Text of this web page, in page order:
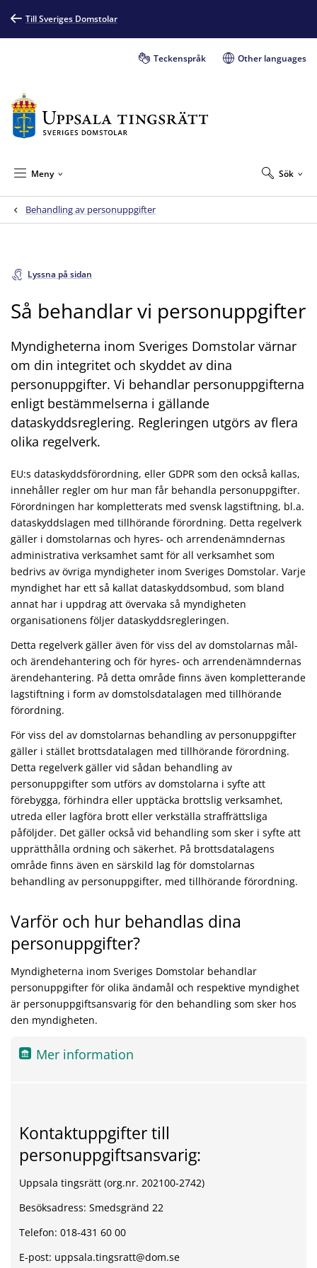
Till Sveriges Domstolar
Teckenspråk Other languages
Sök
Meny
Behandling av personuppgifter
Lyssna på sidan
Så behandlar vi personuppgifter
Myndigheterna inom Sveriges Domstolar värnar
om din integritet och skyddet av dina
personuppgifter. Vi behandlar personuppgifterna
enligt bestämmelserna i gällande
dataskyddsreglering. Regleringen utgörs av flera
olika regelverk.
EU:s dataskyddsförordning, eller GDPR som den också kallas,
innehåller regler om hur man får behandla personuppgifter.
Förordningen har kompletterats med svensk lagstiftning, bl.a.
dataskyddslagen med tillhörande förordning. Detta regelverk
gäller i domstolarnas och hyres- och arrendenämndernas
administrativa verksamhet samt för all verksamhet som
bedrivs av övriga myndigheter inom Sveriges Domstolar. Varje
myndighet har ett så kallat dataskyddsombud, som bland
annat har i uppdrag att övervaka så myndigheten
organisationens följer dataskyddsregleringen.
Detta regelverk gäller även för viss del av domstolarnas mål-
och ärendehantering och för hyres- och arrendenämndernas
ärendehantering. På detta område finns även kompletterande
lagstiftning i form av domstolsdatalagen med tillhörande
förordning.
För viss del av domstolarnas behandling av personuppgifter
gäller i stället brottsdatalagen med tillhörande förordning.
Detta regelverk gäller vid sådan behandling av
personuppgifter som utförs av domstolarna i syfte att
förebygga, förhindra eller upptäcka brottslig verksamhet,
utreda eller lagföra brott eller verkställa straffrättsliga
påföljder. Det gäller också vid behandling som sker i syfte att
upprätthålla ordning och säkerhet. På brottsdatalagens
område finns även en särskild lag för domstolarnas
behandling av personuppgifter, med tillhörande förordning.
Varför och hur behandlas dina
personuppgifter?
Myndigheterna inom Sveriges Domstolar behandlar
personuppgifter för olika ändamål och respektive myndighet
är personuppgiftsansvarig för den behandling som sker hos
den myndigheten.
Mer information
Kontaktuppgifter till
personuppgiftsansvarig:
Uppsala tingsrätt (org.nr. 202100-2742)
Besöksadress: Smedsgränd 22
Telefon: 018-431 60 00
E-post: uppsala.tingsratt@dom.se